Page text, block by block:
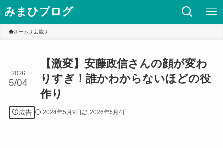
みまひブログ
ホーム 芸能
【激変】安藤政信さんの顔が変わ
りすぎ！誰かわからないほどの役
作り
2026
5/04
広告 2024年5月9日 2026年5月4日